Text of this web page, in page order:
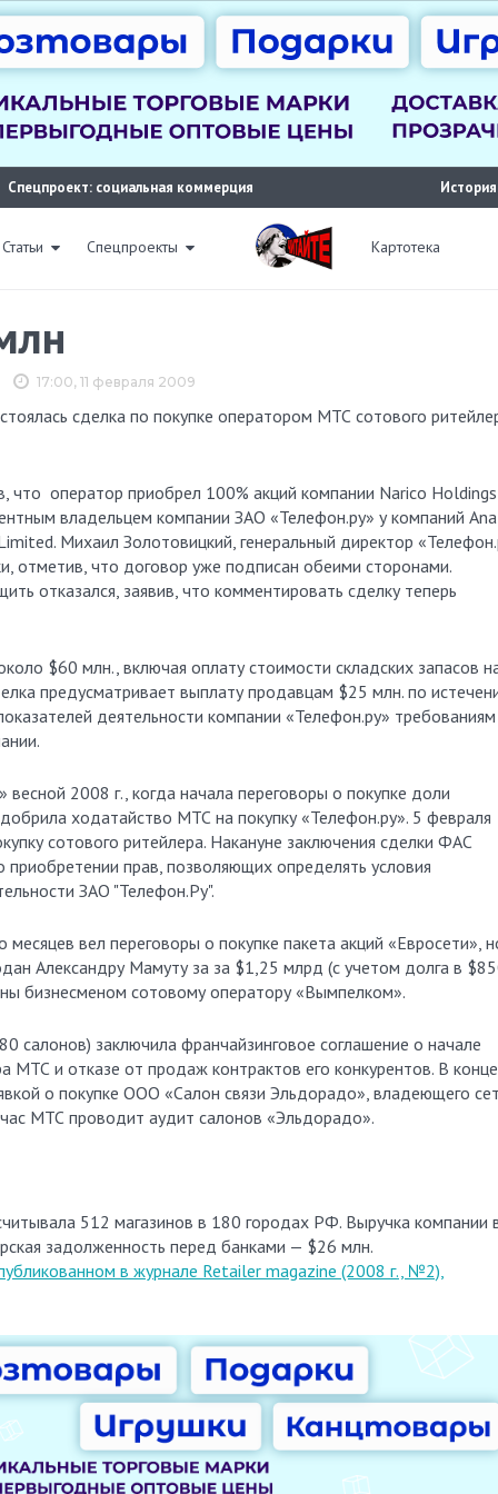
Спецпроект: социальная коммерция
Статьи Спецпроекты Картотека
17:00, 11 февраля 2009
оператор приобрел 100% акций компании Narico Holdings
владельцем компании ЗАО «Телефон.ру» у компаний
Михаил Золотовицкий, генеральный директор
отметив, что договор уже подписан обеими сторонами.
отказался, заявив, что комментировать сделку теперь
$60 млн., включая оплату стоимости складских запасов
предусматривает выплату продавцам $25 млн. по
деятельности компании «Телефон.ру» требованиям
2008 г., когда начала переговоры о покупке доли
ходатайство МТС на покупку «Телефон.ру». 5 февраля
сотового ритейлера. Накануне заключения сделки ФАС
прав, позволяющих определять условия
ЗАО "Телефон.Ру".
вел переговоры о покупке пакета акций «Евросети»,
Александру Мамуту за за $1,25 млрд (с учетом долга в
бизнесменом сотовому оператору «Вымпелком».
салонов) заключила франчайзинговое соглашение о начале
МТС и отказе от продаж контрактов его конкурентов. В конце
о покупке ООО «Салон связи Эльдорадо», владеющего
МТС проводит аудит салонов «Эльдорадо».
512 магазинов в 180 городах РФ. Выручка компании
задолженность перед банками — $26 млн.
в журнале Retailer magazine (2008 г., №2),